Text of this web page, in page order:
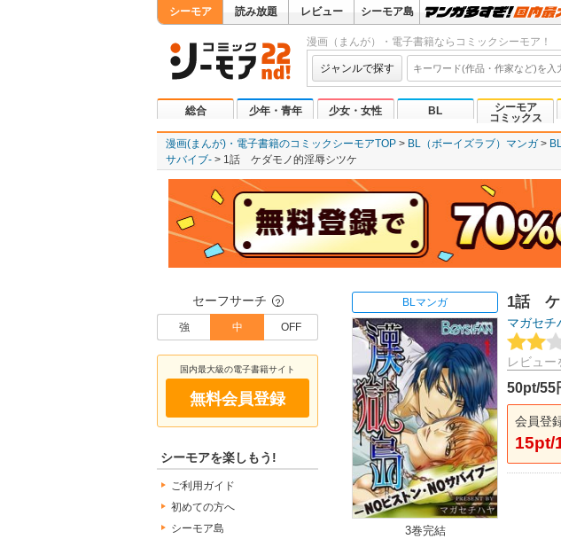
シーモア 読み放題 レビュー シーモア島
漫画（まんが）・電子書籍ならコミックシーモア！
ジャンルで探す
総合 少年・青年 少女・女性 BL
シーモア
コミックス
漫画(まんが)・電子書籍のコミックシーモアTOP BL（ボーイズラブ）マンガ
サバイブ-
1話 ケダモノ的淫辱シツケ
セーフサーチ ？
強 中 OFF
国内最大級の電子書籍サイト
無料会員登録
シーモアを楽しもう!
ご利用ガイド
初めての方へ
シーモア島
BLマンガ
3巻完結
1話 ケ
マガセチ
レビュー
50pt/55
会員登
15pt/